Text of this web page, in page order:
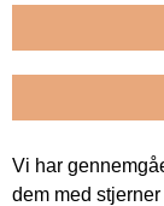
Vi har
dem med